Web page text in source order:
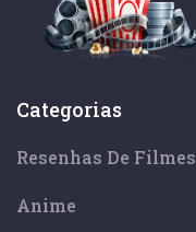
Categorias
Resenhas De Filmes
Anime